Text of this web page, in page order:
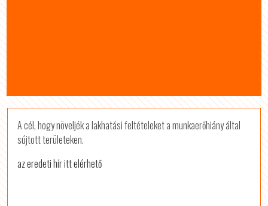
A cél, hogy növeljék a lakhatási feltételeket a munkaerőhiány által
sújtott területeken.
az eredeti hír itt elérhető